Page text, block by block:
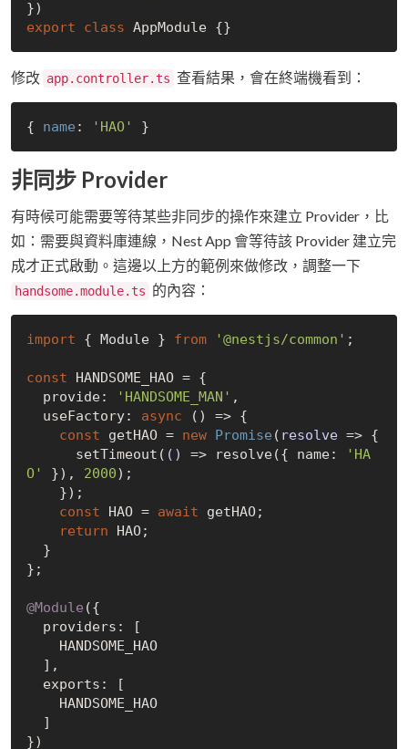
export
class
修改 app.controller.ts 查看結果，會在終端機看到：
{ name : 'HAO'
非同步 Provider
有時候可能需要等待某些非同步的操作來建立 Provider，比
如：需要與資料庫連線，Nest App 會等待該 Provider 建立完
成才正式啟動。這邊以上方的範例來做修改，調整一下
handsome.module.ts 的內容：
import { Module } from '@nestjs/common' ;
const HANDSOME_HAO = {
  provide:
'HANDSOME_MAN' ,
  useFactory:
async () => {
const getHAO = new Promise ( resolve => {
      setTimeout(
() => resolve({ name:
'HA
O'
}), 2000);
const HAO = await getHAO;
return HAO;
};
@Module ({